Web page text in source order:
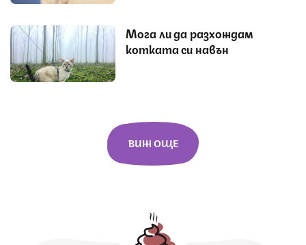
Мога ли да разхождам
котката си навън
ВИЖ ОЩЕ